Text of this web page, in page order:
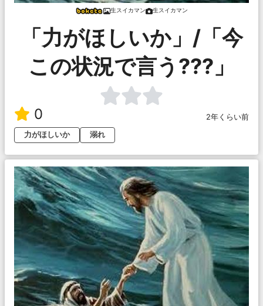
生スイカマン 生スイカマン
「力がほしいか」/「今
この状況で言う???」
0
2年くらい前
力がほしいか
溺れ